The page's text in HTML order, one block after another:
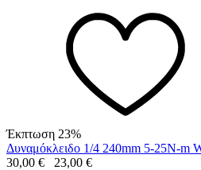
Έκπτωση 23%
Δυναμόκλειδο 1/4 240mm 5-25N-m
30,00 € 23,00 €